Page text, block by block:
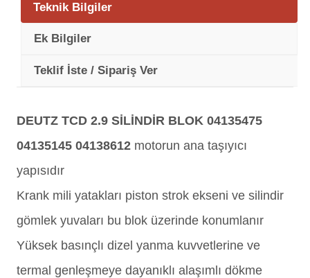
Teknik Bilgiler
Ek Bilgiler
Teklif İste / Sipariş Ver
DEUTZ TCD 2.9 SİLİNDİR BLOK 04135475
04135145 04138612 motorun ana taşıyıcı
yapısıdır
Krank mili yatakları piston strok ekseni ve silindir
gömlek yuvaları bu blok üzerinde konumlanır
Yüksek basınçlı dizel yanma kuvvetlerine ve
termal genleşmeye dayanıklı alaşımlı dökme